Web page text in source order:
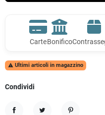
CarteBonifico
 Ultimi articoli in magazzino
Condividi